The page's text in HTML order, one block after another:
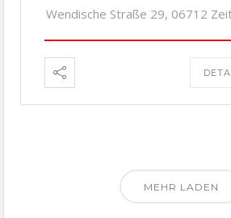
Wendische Straße 29, 06712
MEHR LADEN